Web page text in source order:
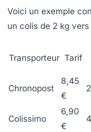
Voici un exemple
un colis de 2 kg vers
Transporteur Tarif
Chronopost
8,45
€
Colissimo
6,90
€